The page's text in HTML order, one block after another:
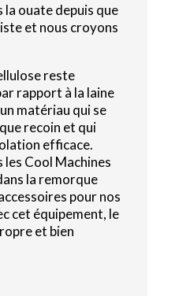
la ouate depuis que
et nous croyons
reste
rapport à la laine
matériau qui se
recoin et qui
efficace.
Cool Machines
la remorque
pour nos
cet équipement, le
et bien